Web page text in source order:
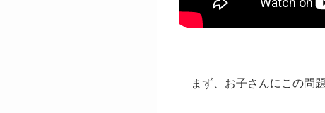
まず、お子さんにこの問